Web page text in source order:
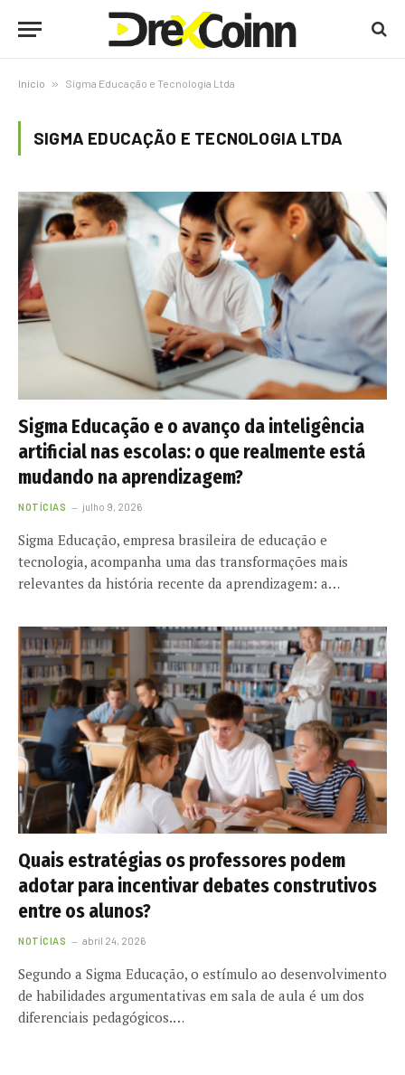
Início » Sigma Educação e Tecnologia Ltda
SIGMA EDUCAÇÃO E TECNOLOGIA LTDA
Sigma Educação e o avanço da inteligência
artificial nas escolas: o que realmente está
mudando na aprendizagem?
NOTÍCIAS julho 9, 2026
Sigma Educação, empresa brasileira de educação e
tecnologia, acompanha uma das transformações mais
relevantes da história recente da aprendizagem: a…
Quais estratégias os professores podem
adotar para incentivar debates construtivos
entre os alunos?
NOTÍCIAS abril 24, 2026
Segundo a Sigma Educação, o estímulo ao desenvolvimento
de habilidades argumentativas em sala de aula é um dos
diferenciais pedagógicos.…